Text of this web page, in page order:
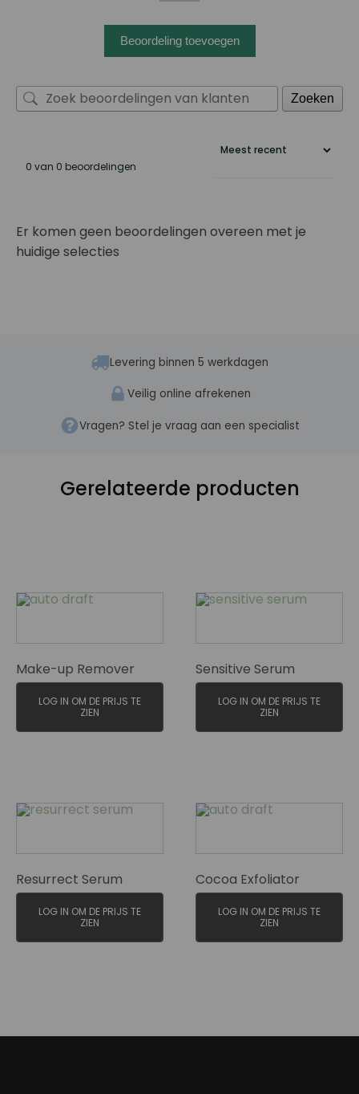
Beoordeling toevoegen
Zoeken
0 van 0 beoordelingen
Er komen geen beoordelingen overeen met je
huidige selecties
Levering binnen 5 werkdagen
Veilig online afrekenen
Vragen? Stel je vraag aan een specialist
Gerelateerde producten
Make-up Remover
LOG IN OM DE PRIJS TE
ZIEN
Sensitive Serum
LOG IN OM DE PRIJS TE
ZIEN
Resurrect Serum
LOG IN OM DE PRIJS TE
ZIEN
Cocoa Exfoliator
LOG IN OM DE PRIJS TE
ZIEN